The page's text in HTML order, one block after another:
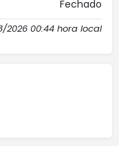
Fechado
2026 00:44 hora local